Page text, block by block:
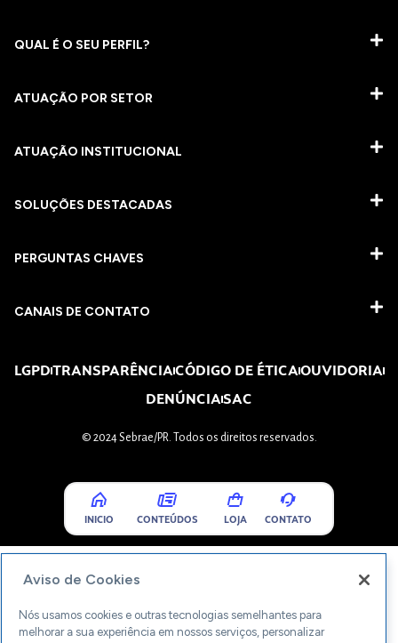
QUAL É O SEU PERFIL?
ATUAÇÃO POR SETOR
ATUAÇÃO INSTITUCIONAL
SOLUÇÕES DESTACADAS
PERGUNTAS CHAVES​
CANAIS DE CONTATO
LGPDTRANSPARÊNCIACÓDIGO DE ÉTICAOUVIDORIA
DENÚNCIASAC
© 2024 Sebrae/PR. Todos os direitos reservados.
INICIO CONTEÚDOS LOJA CONTATO
Aviso de Cookies
Nós usamos cookies e outras tecnologias semelhantes para
melhorar a sua experiência em nossos serviços, personalizar